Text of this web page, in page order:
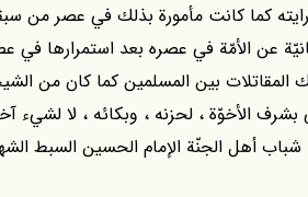
كما كانت مأمورة بذلك في عصر من
عن الأمّة في عصره بعد استمرارها
المقاتلات بين المسلمين كما كان من
الأخوّة ، لحزنه ، وبكائه ، لا لشيء آخر
أهل الجنّة الإمام الحسين السبط